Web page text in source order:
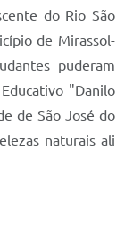
do Rio São
de Mirassol-
puderam
"Danilo
de São José do
naturais ali